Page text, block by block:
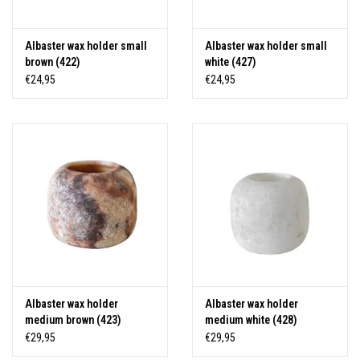
Albaster wax holder small
brown (422)
€24,95
Albaster wax holder small
white (427)
€24,95
Albaster wax holder
medium brown (423)
€29,95
Albaster wax holder
medium white (428)
€29,95